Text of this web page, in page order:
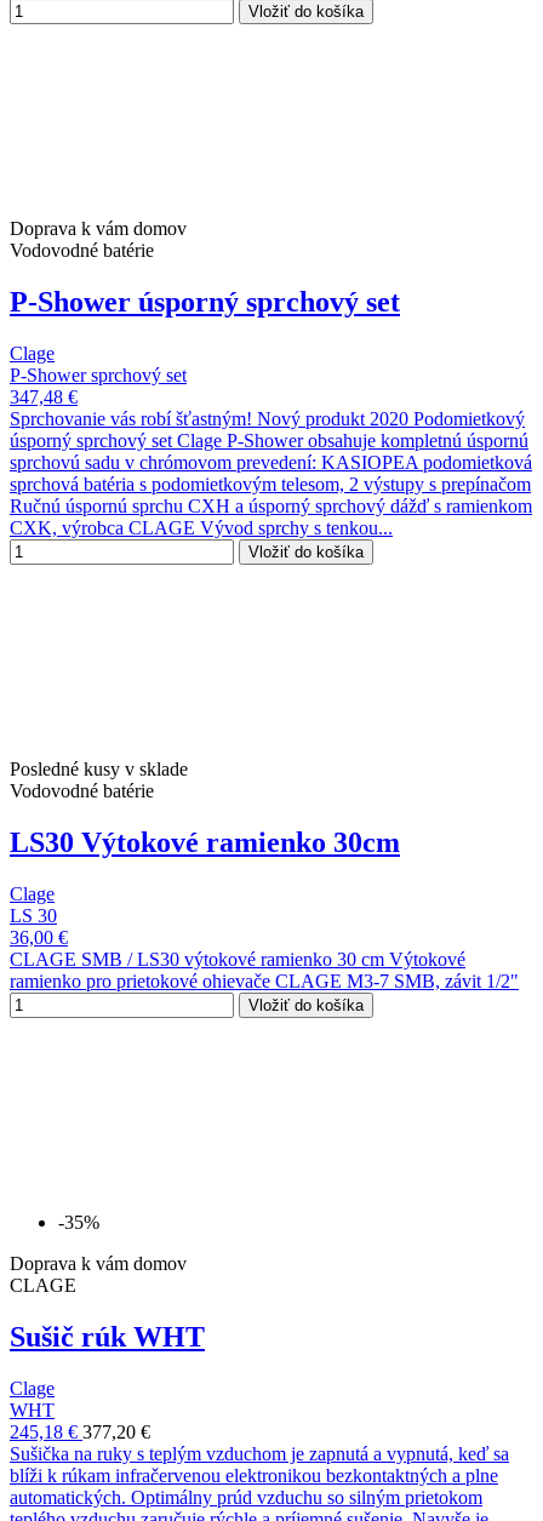
Vložiť do košíka
Doprava k vám domov
Vodovodné batérie
P-Shower úsporný sprchový set
Clage
P-Shower sprchový set
347,48 €
Sprchovanie vás robí šťastným! Nový produkt 2020 Podomietkový
úsporný sprchový set Clage P-Shower obsahuje kompletnú úspornú
sprchovú sadu v chrómovom prevedení: KASIOPEA podomietková
sprchová batéria s podomietkovým telesom, 2 výstupy s prepínačom
Ručnú úspornú sprchu CXH a úsporný sprchový dážď s ramienkom
CXK, výrobca CLAGE Vývod sprchy s tenkou...
Vložiť do košíka
Posledné kusy v sklade
Vodovodné batérie
LS30 Výtokové ramienko 30cm
Clage
LS 30
36,00 €
CLAGE SMB / LS30 výtokové ramienko 30 cm Výtokové
ramienko pro prietokové ohievače CLAGE M3-7 SMB, závit 1/2"
Vložiť do košíka
-35%
Doprava k vám domov
CLAGE
Sušič rúk WHT
Clage
WHT
245,18 € 377,20 €
Sušička na ruky s teplým vzduchom je zapnutá a vypnutá, keď sa
blíži k rúkam infračervenou elektronikou bezkontaktných a plne
automatických. Optimálny prúd vzduchu so silným prietokom